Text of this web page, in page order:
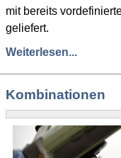
mit bereits
geliefert.
Weiterlesen...
Kombinationen